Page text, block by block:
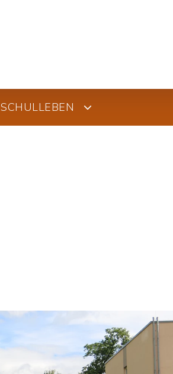
SCHULLEBEN